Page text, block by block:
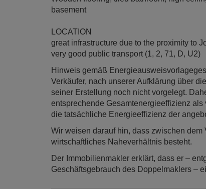
basement
LOCATION
great infrastructure due to the proximity to
very good public transport (1, 2, 71, D, U2)
Hinweis gemäß
Verkäufer, nach unserer Aufklärung über
seiner Erstellung noch nicht vorgelegt.
entsprechende Gesamtenergieeffizienz
die tatsächliche Energieeffizienz der
Wir weisen darauf hin, dass zwischen
wirtschaftliches Naheverhältnis besteht.
Der Immobilienmakler erklärt, dass er –
Geschäftsgebrauch des Doppelmaklers –